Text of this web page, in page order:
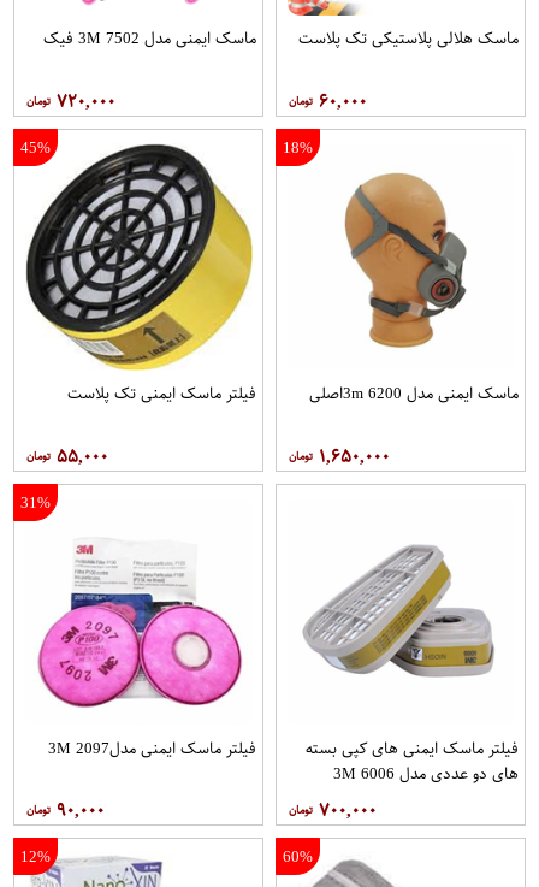
ماسک هلالی پلاستیکی تک پلاست
۶۰,۰۰۰
ماسک ایمنی مدل 7502 3M فیک
۷۲۰,۰۰۰
18%
ماسک ایمنی مدل 6200 3mاصلی
۱,۶۵۰,۰۰۰
45%
فيلتر ماسک ایمنی تک پلاست
۵۵,۰۰۰
فیلتر ماسک ایمنی های کپی بسته
های دو عددی مدل 6006 3M
۷۰۰,۰۰۰
31%
فیلتر ماسک ایمنی مدل2097 3M
۹۰,۰۰۰
60%
12%